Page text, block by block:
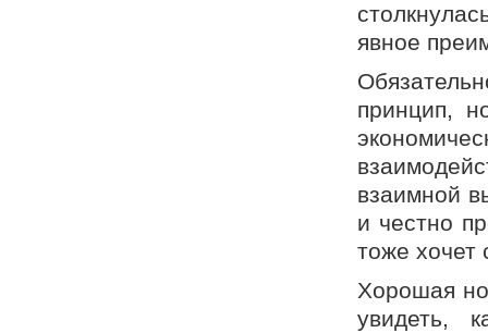
явное
принцип,
взаимной
и честно
тоже хочет
Хорошая
увидеть,